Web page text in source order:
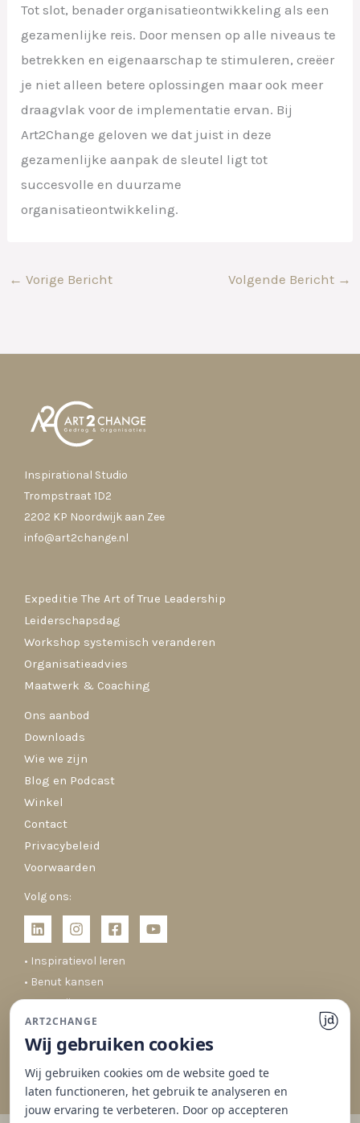
Tot slot, benader organisatieontwikkeling als een
gezamenlijke reis. Door mensen op alle niveaus te
betrekken en eigenaarschap te stimuleren, creëer
je niet alleen betere oplossingen maar ook meer
draagvlak voor de implementatie ervan. Bij
Art2Change geloven we dat juist in deze
gezamenlijke aanpak de sleutel ligt tot
succesvolle en duurzame
organisatieontwikkeling.
← Vorige Bericht Volgende Bericht →
Inspirational Studio
Trompstraat 1D2
2202 KP Noordwijk aan Zee
info@art2change.nl
Expeditie The Art of True Leadership
Leiderschapsdag
Workshop systemisch veranderen
Organisatieadvies
Maatwerk & Coaching
Ons aanbod
Downloads
Wie we zijn
Blog en Podcast
Winkel
Contact
Privacybeleid
Voorwaarden
Volg ons:
• Inspiratievol leren
• Benut kansen
• Co-creëren
• Duurzaam veranderen
ART2CHANGE
Wij gebruiken cookies
Wij gebruiken cookies om de website goed te
laten functioneren, het gebruik te analyseren en
jouw ervaring te verbeteren. Door op accepteren